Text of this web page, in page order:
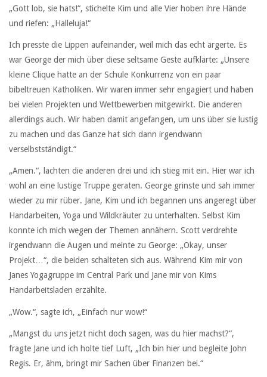
„Gott lob, sie hats!“, stichelte Kim und alle Vier hoben ihre Hände
und riefen: „Halleluja!“
Ich presste die Lippen aufeinander, weil mich das echt ärgerte. Es
war George der mich über diese seltsame Geste aufklärte: „Unsere
kleine Clique hatte an der Schule Konkurrenz von ein paar
bibeltreuen Katholiken. Wir waren immer sehr engagiert und haben
bei vielen Projekten und Wettbewerben mitgewirkt. Die anderen
allerdings auch. Wir haben damit angefangen, um uns über sie lustig
zu machen und das Ganze hat sich dann irgendwann
verselbstständigt.“
„Amen.“, lachten die anderen drei und ich stieg mit ein. Hier war ich
wohl an eine lustige Truppe geraten. George grinste und sah immer
wieder zu mir rüber. Jane, Kim und ich begannen uns angeregt über
Handarbeiten, Yoga und Wildkräuter zu unterhalten. Selbst Kim
konnte ich mich wegen der Themen annähern. Scott verdrehte
irgendwann die Augen und meinte zu George: „Okay, unser
Projekt…“, die beiden schalteten sich aus. Während Kim mir von
Janes Yogagruppe im Central Park und Jane mir von Kims
Handarbeitsladen erzählte.
„Wow.“, sagte ich, „Einfach nur wow!“
„Mangst du uns jetzt nicht doch sagen, was du hier machst?“,
fragte Jane und ich holte tief Luft, „Ich bin hier und begleite John
Regis. Er, ähm, bringt mir Sachen über Finanzen bei.“